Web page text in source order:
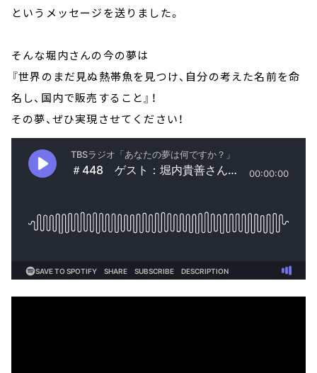
というメッセージを送りました。
そんな堀内さんの今の夢は
『世界のまだ見ぬ熱帯魚を見つけ、自分の考えた名前を命
名し、国内で販売すること』！
その夢、ぜひ実現させてください！